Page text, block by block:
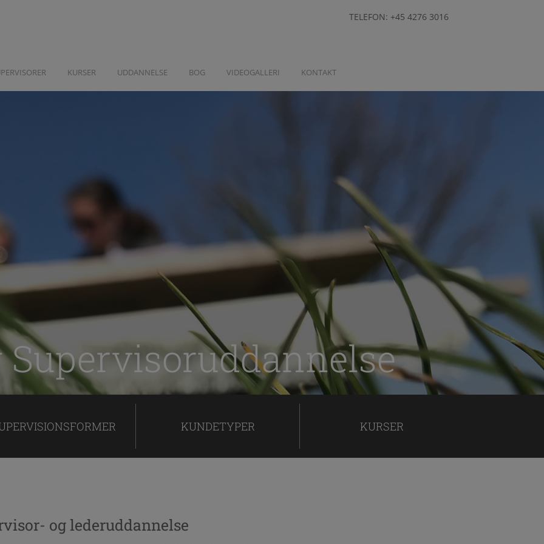
TELEFON: +45 4276 3016
KURSER UDDANNELSE BOG VIDEOGALLERI KONTAKT
Supervisoruddannelse
KUNDETYPER KURSER
og lederuddannelse